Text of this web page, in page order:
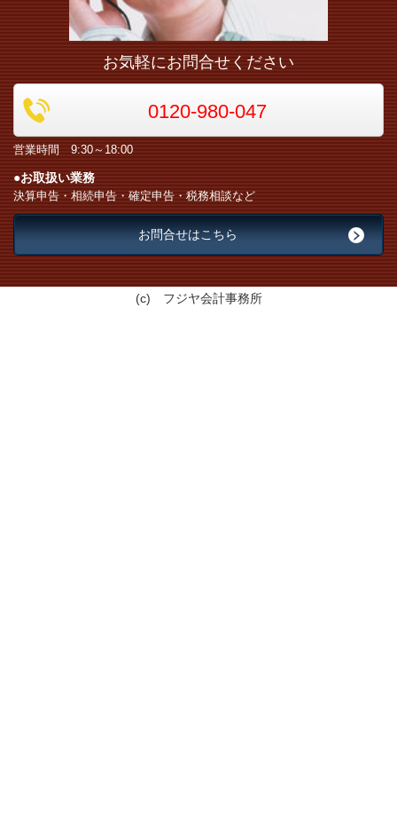
お気軽にお問合せください
0120-980-047
営業時間 9:30～18:00
●お取扱い業務
決算申告・相続申告・確定申告・税務相談など
お問合せはこちら
(c) フジヤ会計事務所